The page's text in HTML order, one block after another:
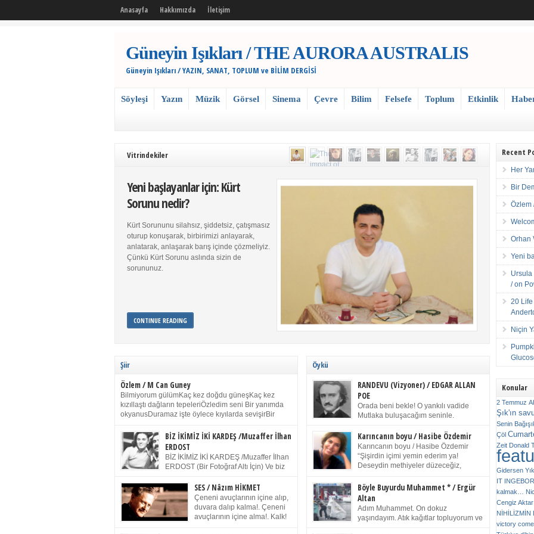
Anasayfa Hakkımızda İletişim
Güneyin Işıkları / THE AURORA AUSTRALIS
Güneyin Işıkları / YAZIN, SANAT, TOPLUM ve BİLİM DERGİSİ
Söyleşi Yazın Müzik Görsel Sinema Çevre Bilim Felsefe Toplum Etkinlik
Vitrindekiler
Yeni başlayanlar için: Kürt
Sorunu nedir?
Kürt Sorununu silahsız, şiddetsiz, çatışmasız
oturup konuşarak, birbirimizi anlayarak,
anlatarak, anlaşarak barış içinde çözmeliyiz.
Çünkü Kürt Sorunu aslında sizin de
sorununuz.
CONTINUE READING
Şiir
Özlem / M Can Guney
Bilmiyorum gülümKaç kez doğdu güneşKaç kez
kızıllaştı dağların tepeleriÖzledim seni Bir yanımda
okyanusDuramaz işte öylece kıyılarda sevişirBir
dururSokulur yalnızlığıma kokun olur Gözlerim bir
buruk gülümsemeDudağımda buğusu
öpüşlerinGeceler boyuÖzledim seni 2004 Haziran
Sydney / Toplumsal Kaynak / Memduh Güney
BİZ İKİMİZ İKİ KARDEŞ /Muzaffer İlhan
ERDOST
BİZ İKİMİZ İKİ KARDEŞ /Muzaffer İlhan
ERDOST (Bir Fotoğraf Altı İçin) Ve biz
Duracağız Fotoğrafımızda durduğumuz gibi Benim
ellerimde kelepçe Yüzümde yapay bir gülüş
(Kelepçeyi yadırgamanın gülüşü belki İlk kez olduğu
için Sonra alıştım Ve unuttum sonra kelepçeyi
SES / Nâzım HİKMET
Çeneni avuçlarının içine alıp,
duvara dalıp kalma!. Çeneni
avuçlarının içine alma!. Kalk!
Öykü
RANDEVU (Vizyoner) / EDGAR ALLAN
POE
Orada beni bekle! O yankılı vadide
Mutlaka buluşacağım seninle.
karısının ölümü üstüne yazdığı ağıt.) Talihsiz ve
gizemli adam! – Sen ki kendi hayal gücünün
parlaklığıyla afalladın, gençliğinin alevleri arasına
düştün! Hayalimde seni tekrar görüyorum! Bir kez
olduğun gibi değil soğuk vadide ve gölgelerin […]
Karıncanın boyu / Hasibe Özdemir
Karıncanın boyu / Hasibe Özdemir
“Şişirdin içimi yemin ederim ya!
Deseydin methiyeler düzeceğiz,
titriyor. “Sana gel demedim kızım.” diyorum sakince.
“Takıldın peşime madem, ne duyarsan
katlanacaksın.” Bir sigara yakıyor. Başını yana yatırıp,
bezmiş annelerin yılgın bakışıyla süzüyor beni.
Kaşlarımı kaldırıp ona bakıyorum ben de. Pes ediyor.
Böyle Buyurdu Muhammet * / Ergür
Altan
Adım Muhammet. On dokuz
yaşındayım. Atık kağıtlar topluyorum ve
Recent
Her
Bir
Özlem
Orhan
Yeni
Ursula
/ on
20
Niçin
Konular
2 Temmuz
Şık'ın
Senin
Çöl
Zeit Donald
Gidersen
IT
kalmak…
Cengiz Aktar
NİHİLİZMİN
victory